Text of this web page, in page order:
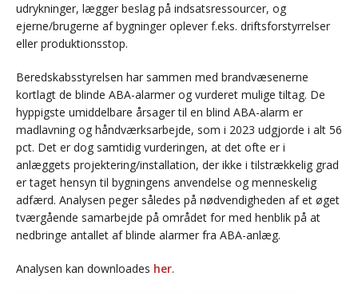
udrykninger, lægger beslag på indsatsressourcer, og
ejerne/brugerne af bygninger oplever f.eks. driftsforstyrrelser
eller produktionsstop.
Beredskabsstyrelsen har sammen med brandvæsenerne
kortlagt de blinde ABA-alarmer og vurderet mulige tiltag. De
hyppigste umiddelbare årsager til en blind ABA-alarm er
madlavning og håndværksarbejde, som i 2023 udgjorde i alt 56
pct. Det er dog samtidig vurderingen, at det ofte er i
anlæggets projektering/installation, der ikke i tilstrækkelig grad
er taget hensyn til bygningens anvendelse og menneskelig
adfærd. Analysen peger således på nødvendigheden af et øget
tværgående samarbejde på området for med henblik på at
nedbringe antallet af blinde alarmer fra ABA-anlæg.
Analysen kan downloades her.